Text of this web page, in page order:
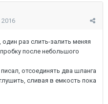
один раз слить-залить меняя
после небольшого
отсоединять два шланга
сливая в емкость пока